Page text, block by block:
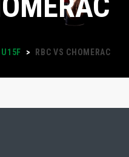
> RBC VS CHOMERAC